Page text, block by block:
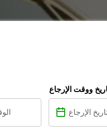
ووقت الإرجاع